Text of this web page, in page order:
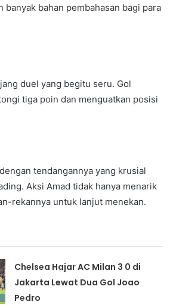
bahan pembahasan bagi para
duel yang begitu seru. Gol
tiga poin dan menguatkan posisi
tendangannya yang krusial
Aksi Amad tidak hanya menarik
rekannya untuk lanjut menekan.
Chelsea Hajar AC Milan 3 0 di
Jakarta Lewat Dua Gol Joao
Pedro